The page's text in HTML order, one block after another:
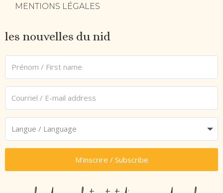
MENTIONS LÉGALES
les nouvelles du nid
M'inscrire / Subscribe